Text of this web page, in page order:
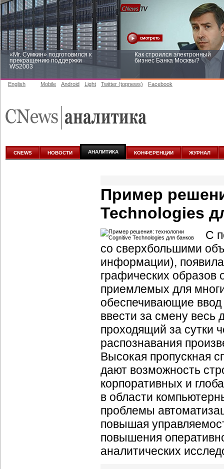
«Mr. Сумкин» подготовился к
прекращению поддержки
WS2003
Как строился электронный
бизнес Банка Москвы?
аналитике
English Mobile Android Light Twitter (topnews) Facebook
CNEWS НОВОСТИ АНАЛИТИКА КОНФЕРЕНЦИИ ЖУРНАЛ
Пример
Technologies
С
со сверхбольшими
информации),
графических образов
приемлемых для
обеспечивающие ввод
ввести за смену весь
проходящий за сутки
распознавания
Высокая пропускная
дают возможность
корпоративных и
в области
проблемы
повышая
повышения
аналитических